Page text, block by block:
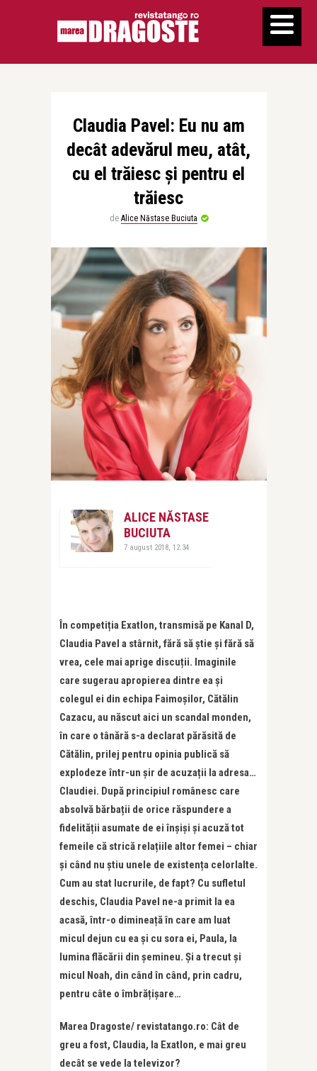
Claudia Pavel: Eu nu am
decât adevărul meu, atât,
cu el trăiesc și pentru el
trăiesc
de Alice Năstase Buciuta
ALICE NĂSTASE
BUCIUTA
7 august 2018, 12:34
În competiția Exatlon, transmisă pe Kanal D,
Claudia Pavel a stârnit, fără să știe și fără să
vrea, cele mai aprige discuții. Imaginile
care sugerau apropierea dintre ea și
colegul ei din echipa Faimoșilor, Cătălin
Cazacu, au născut aici un scandal monden,
în care o tânără s-a declarat părăsită de
Cătălin, prilej pentru opinia publică să
explodeze într-un șir de acuzații la adresa…
Claudiei. După principiul românesc care
absolvă bărbații de orice răspundere a
fidelității asumate de ei înșiși și acuză tot
femeile că strică relațiile altor femei – chiar
și când nu știu unele de existența celorlalte.
Cum au stat lucrurile, de fapt? Cu sufletul
deschis, Claudia Pavel ne-a primit la ea
acasă, într-o dimineață în care am luat
micul dejun cu ea și cu sora ei, Paula, la
lumina flăcării din șemineu. Și a trecut și
micul Noah, din când în când, prin cadru,
pentru câte o îmbrățișare…
Marea Dragoste/ revistatango.ro: Cât de
greu a fost, Claudia, la Exatlon, e mai greu
decât se vede la televizor?